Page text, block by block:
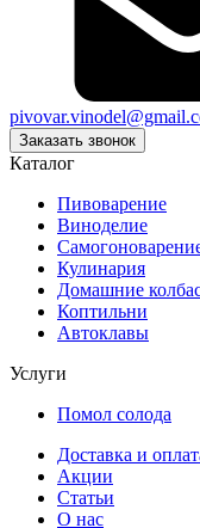
Заказать звонок
Каталог
Пивоварение
Виноделие
Кулинария
Домашние
Коптильни
Автоклавы
Услуги
Помол солода
Доставка и
Акции
Статьи
О нас